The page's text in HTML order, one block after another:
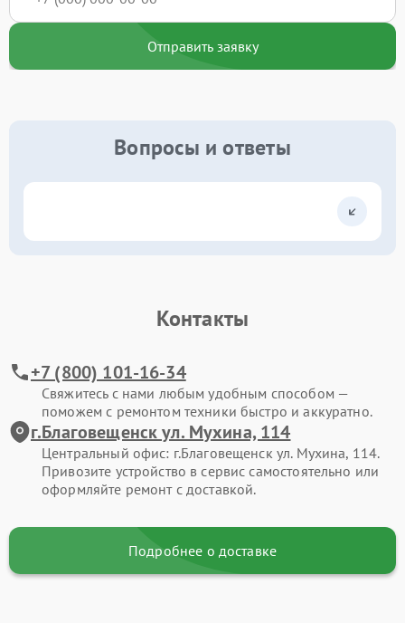
Отправить заявку
Вопросы и ответы
Контакты
+7 (800) 101-16-34
Свяжитесь с нами любым удобным способом —
поможем с ремонтом техники быстро и аккуратно.
г.Благовещенск ул. Мухина, 114
Центральный офис: г.Благовещенск ул. Мухина, 114.
Привозите устройство в сервис самостоятельно или
оформляйте ремонт с доставкой.
Подробнее о доставке